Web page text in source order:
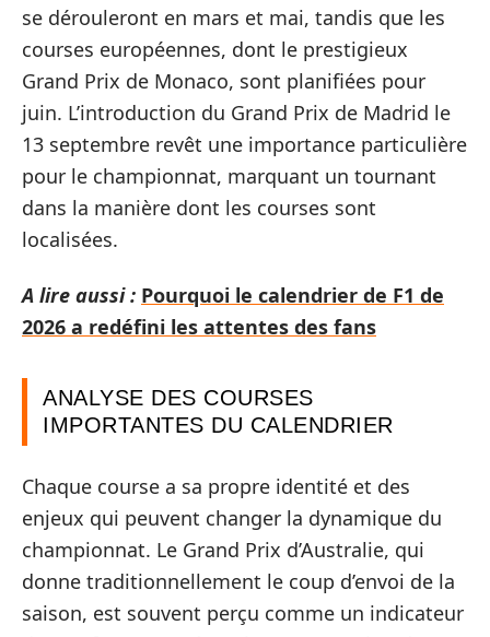
se dérouleront en mars et mai, tandis que les
courses européennes, dont le prestigieux
Grand Prix de Monaco, sont planifiées pour
juin. L’introduction du Grand Prix de Madrid le
13 septembre revêt une importance particulière
pour le championnat, marquant un tournant
dans la manière dont les courses sont
localisées.
A lire aussi : Pourquoi le calendrier de F1 de
2026 a redéfini les attentes des fans
ANALYSE DES COURSES
IMPORTANTES DU CALENDRIER
Chaque course a sa propre identité et des
enjeux qui peuvent changer la dynamique du
championnat. Le Grand Prix d’Australie, qui
donne traditionnellement le coup d’envoi de la
saison, est souvent perçu comme un indicateur